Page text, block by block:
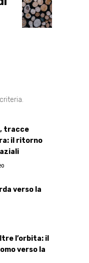
tracce
il ritorno
verso la
l’orbita: il
verso la